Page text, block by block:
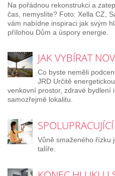
Na pořádnou rekonstrukci a
čas, nemyslíte? Foto: Xella CZ,
vám nabídne inspiraci jak svým
přílohou Dům a úspory energie.
JAK VYBÍRAT
Co byste neměli
JRD Určitě
venkovní prostor, zdravé bydlení
samozřejmě lokalitu.
Vůně smaženého řízku
talíře.